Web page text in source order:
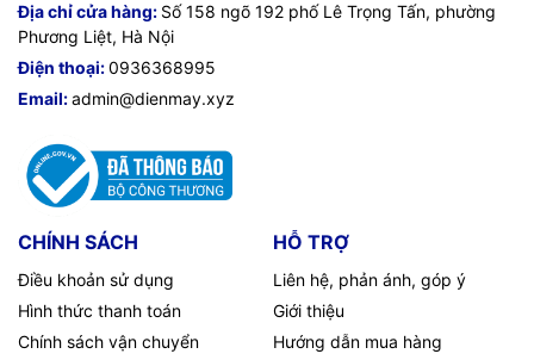
Địa chỉ cửa hàng: Số 158 ngõ 192 phố Lê Trọng Tấn, phường
Phương Liệt, Hà Nội
Điện thoại:0936368995
Email:admin@dienmay.xyz
CHÍNH SÁCH
Điều khoản sử dụng
Hình thức thanh toán
Chính sách vận chuyển
HỖ TRỢ
Liên hệ, phản ánh, góp ý
Giới thiệu
Hướng dẫn mua hàng